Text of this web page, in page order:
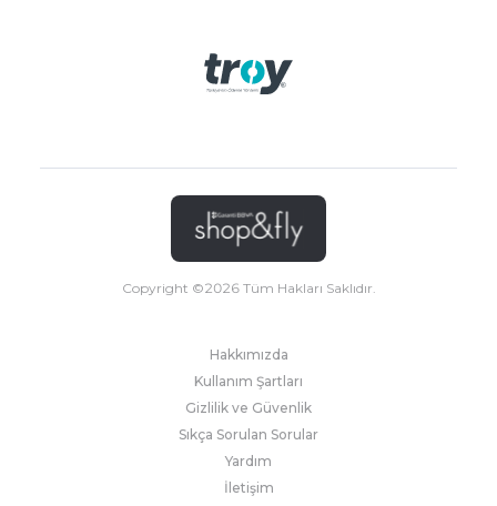
Copyright ©2026Tüm Hakları Saklıdır.
Hakkımızda
Kullanım Şartları
Gizlilik ve Güvenlik
Sıkça Sorulan Sorular
Yardım
İletişim